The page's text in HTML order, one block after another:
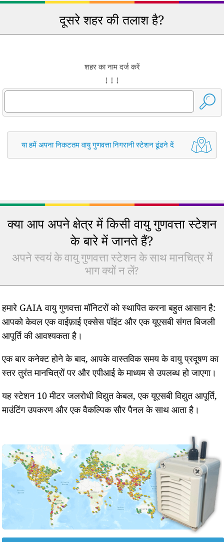
दूसरे शहर की तलाश है?
शहर का नाम दर्ज करें
↓ ↓ ↓
या हमें अपना निकटतम वायु गुणवत्ता निगरानी स्टेशन ढूंढने दें
क्या आप अपने क्षेत्र में किसी वायु गुणवत्ता स्टेशन
के बारे में जानते हैं?
अपने स्वयं के वायु गुणवत्ता स्टेशन के साथ मानचित्र में
भाग क्यों न लें?
हमारे GAIA वायु गुणवत्ता मॉनिटरों को स्थापित करना बहुत आसान है:
आपको केवल एक वाईफ़ाई एक्सेस पॉइंट और एक यूएसबी संगत बिजली
आपूर्ति की आवश्यकता है।
एक बार कनेक्ट होने के बाद, आपके वास्तविक समय के वायु प्रदूषण का
स्तर तुरंत मानचित्रों पर और एपीआई के माध्यम से उपलब्ध हो जाएगा।
यह स्टेशन 10 मीटर जलरोधी विद्युत केबल, एक यूएसबी विद्युत आपूर्ति,
माउंटिंग उपकरण और एक वैकल्पिक सौर पैनल के साथ आता है।